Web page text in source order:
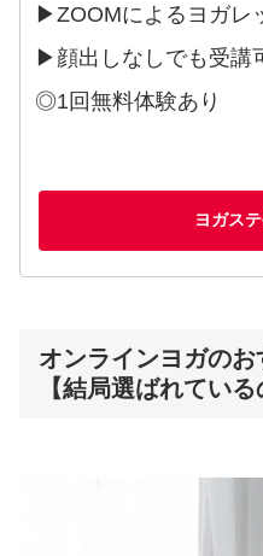
▶︎ZOOMによるヨガレ
▶︎顔出しなしでも受講
◎1回無料体験あり
ヨガス
オンラインヨガの
【結局選ばれている